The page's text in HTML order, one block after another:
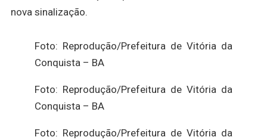
nova sinalização.
Foto: Reprodução/Prefeitura de Vitória da
Conquista – BA
Foto: Reprodução/Prefeitura de Vitória da
Conquista – BA
Foto: Reprodução/Prefeitura de Vitória da